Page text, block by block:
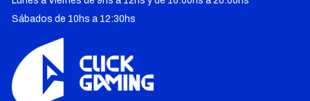
Sábados de 10hs a 12:30hs